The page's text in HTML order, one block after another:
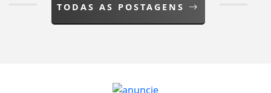
TODAS AS POSTAGENS